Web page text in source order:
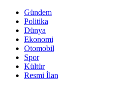
Gündem
Politika
Dünya
Ekonomi
Otomobil
Spor
Kültür
Resmi İlan